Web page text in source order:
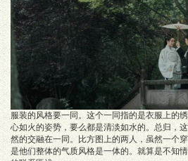
服装的风格要一同。这个一同指的是衣服上的
心如火的姿势，要么都是清淡如水的。总归，
然的交融在一同。比方图上的两人，虽然一个
是他们整体的气质风格是一体的。就算是不知